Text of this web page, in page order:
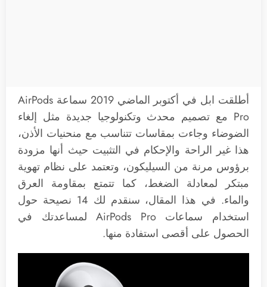
أطلقت ابل في أكتوبر الماضي 2019 سماعة AirPods
Pro مع تصميم محدث وتكنولوجيا جديدة مثل إلغاء
الضوضاء وجاءت بمقاسات تتناسب مع منحنيات الأذن،
هذا غير الراحة والإحكام في التثبيت حيث أنها مزودة
برؤوس مرنة من السيليكون، وتعتمد على نظام تهوية
مبتكر لمعادلة الضغط، كما تتمتع بمقاومة العرق
والماء. في هذا المقال، سنقدم لك 14 نصيحة حول
استخدام ‌سماعات AirPods Pro‌ لمساعدتك في
الحصول على أقصى استفادة منها.